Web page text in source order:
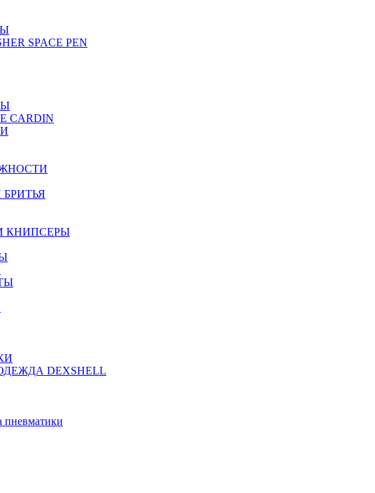
SPACE PEN
CARDIN
КНИПСЕРЫ
DEXSHELL
пневматики